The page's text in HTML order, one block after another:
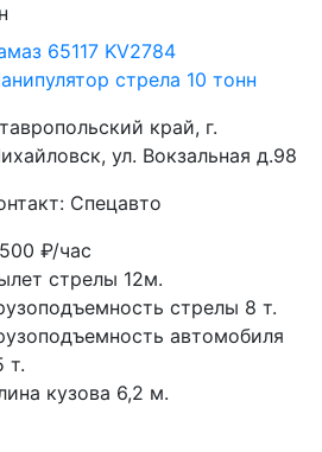
65117 KV2784
стрела 10 тонн
край, г.
ул. Вокзальная д.98
Спецавто
500₽/час
стрелы 12м.
стрелы 8 т.
автомобиля
т.
кузова 6,2 м.